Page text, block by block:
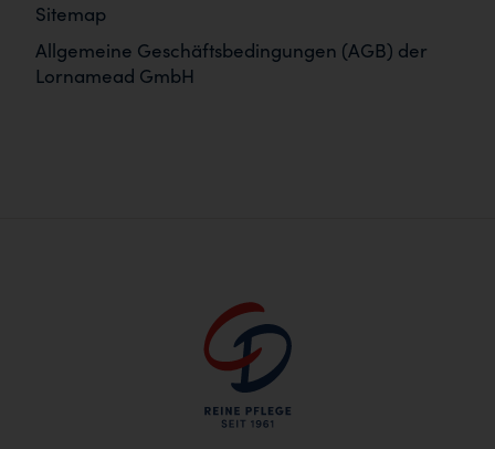
Sitemap
Allgemeine Geschäftsbedingungen (AGB) der
Lornamead GmbH